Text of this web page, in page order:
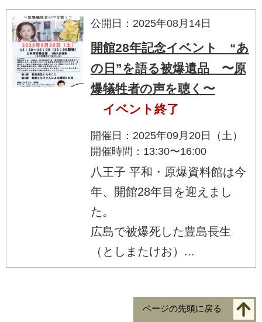
公開日：2025年08月14日
開館28年記念イベント “あ
の日”を語る被爆遺品 〜原
爆犠牲者の声を聴く〜
イベント終了
開催日：2025年09月20日（土）
開催時間：13:30〜16:00
八王子 平和・原爆資料館は今
年、開館28年目を迎えまし
た。
広島で被爆死した豊島長生
（としまたけお）...
ページの先頭に戻る